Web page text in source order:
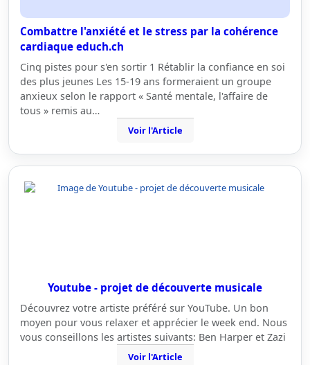
Combattre l'anxiété et le stress par la cohérence
cardiaque educh.ch
Cinq pistes pour s'en sortir 1 Rétablir la confiance en soi
des plus jeunes Les 15-19 ans formeraient un groupe
anxieux selon le rapport « Santé mentale, l'affaire de
tous » remis au…
Voir l'Article
Youtube - projet de découverte musicale
Découvrez votre artiste préféré sur YouTube. Un bon
moyen pour vous relaxer et apprécier le week end. Nous
vous conseillons les artistes suivants: Ben Harper et Zazi
Voir l'Article